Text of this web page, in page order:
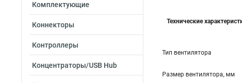
Комплектующие
Коннекторы
Контроллеры
Концентраторы/USB Hub
Технические
Тип вентилятора
Размер вентилятора, мм